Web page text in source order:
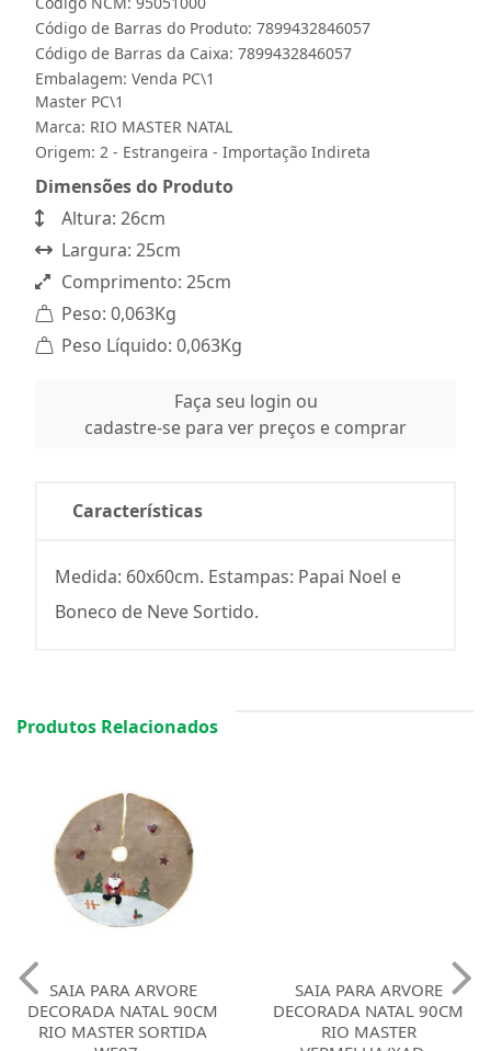
Código de Barras do Produto: 7899432846057
Código de Barras da Caixa: 7899432846057
Embalagem: Venda PC\1
Master PC\1
Marca: RIO MASTER NATAL
Origem: 2 - Estrangeira - Importação Indireta
Dimensões do Produto
Altura: 26cm
Largura: 25cm
Comprimento: 25cm
Peso: 0,063Kg
Peso Líquido: 0,063Kg
Faça seu login ou
cadastre-se para ver preços e comprar
Características
Medida: 60x60cm. Estampas: Papai Noel e
Boneco de Neve Sortido.
Produtos Relacionados
SAIA PARA ARVORE
DECORADA NATAL 90CM
RIO MASTER SORTIDA
SAIA PARA ARVORE
DECORADA NATAL 90CM
RIO MASTER